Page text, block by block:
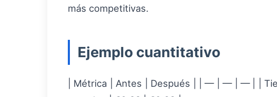
más competitivas.
Ejemplo cuantitativo
| Métrica | Antes | Después | | — | — | — | |